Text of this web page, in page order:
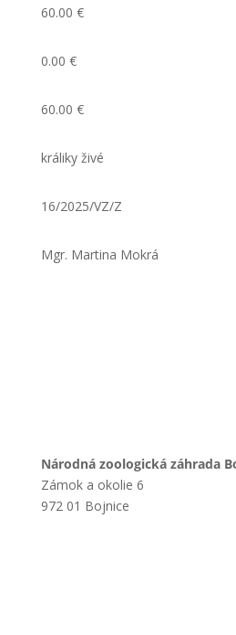
60.00 €
0.00 €
60.00 €
králiky živé
16/2025/VZ/Z
Mgr. Martina Mokrá
Národná zoologická záhrada
Zámok a okolie 6
972 01 Bojnice